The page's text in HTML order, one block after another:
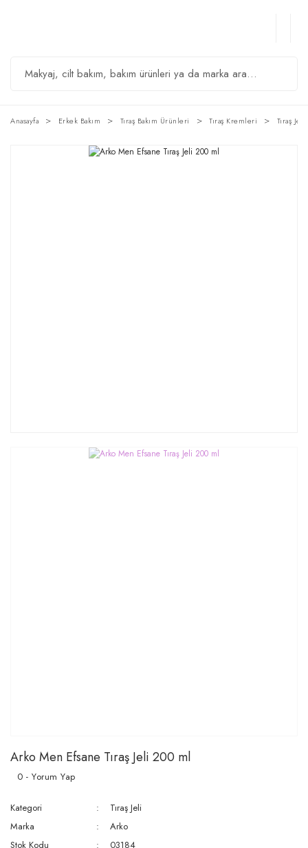
Anasayfa Erkek Bakım Tıraş Bakım Ürünleri Tıraş Kremleri Tıraş Jeli
Arko Men Efsane Tıraş Jeli 200 ml
0 - Yorum Yap
Kategori
Tıraş Jeli
Marka
Arko
Stok Kodu
03184